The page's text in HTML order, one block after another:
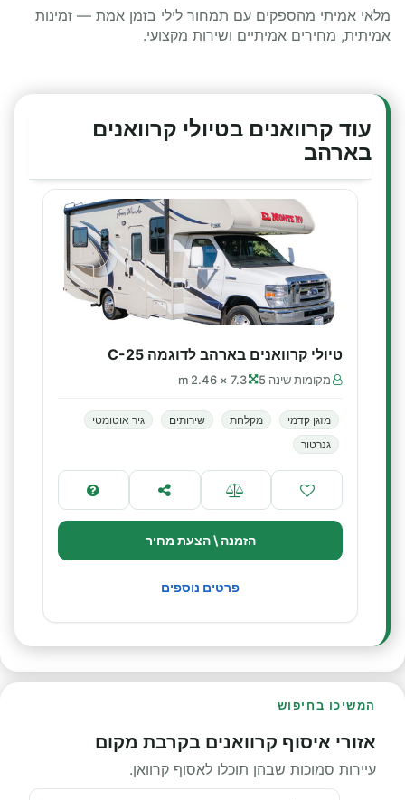
מלאי אמיתי מהספקים עם תמחור לילי בזמן אמת — זמינות
אמיתית, מחירים אמיתיים ושירות מקצועי.
עוד קרוואנים בטיולי קרוואנים
בארהב
טיולי קרוואנים בארהב לדוגמה C-25
מקומות שינה 5 7.3 × 2.46 m
מזגן קדמי מקלחת שירותים
גיר אוטומטי
גנרטור
הזמנה \ הצעת מחיר
פרטים נוספים
המשיכו בחיפוש
אזורי איסוף קרוואנים בקרבת מקום
עיירות סמוכות שבהן תוכלו לאסוף קרוואן.